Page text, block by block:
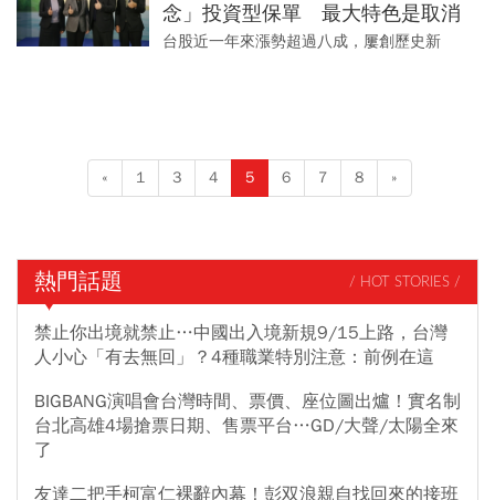
念」投資型保單 最大特色是取消
「此限制」
台股近一年來漲勢超過八成，屢創歷史新
« 1 3 4 5 6 7 8 »
熱門話題 / HOT STORIES /
禁止你出境就禁止…中國出入境新規9/15上路，台灣
人小心「有去無回」？4種職業特別注意：前例在這
BIGBANG演唱會台灣時間、票價、座位圖出爐！實名制
台北高雄4場搶票日期、售票平台…GD/大聲/太陽全來
了
友達二把手柯富仁裸辭內幕！彭双浪親自找回來的接班